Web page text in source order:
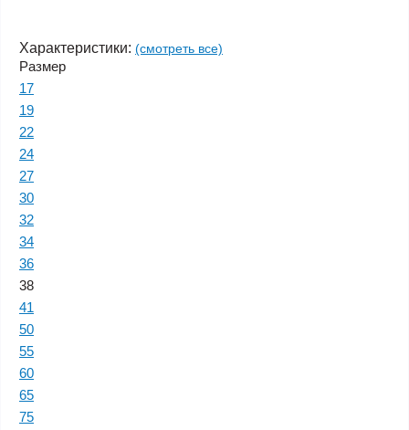
Характеристики: (смотреть все)
Размер
17
19
22
24
27
30
32
34
36
38
41
50
55
60
65
75